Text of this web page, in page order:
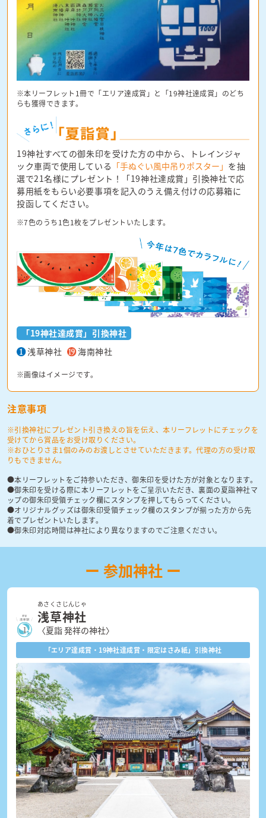
※本リーフレット1冊で「エリア達成賞」と「19神社達成賞」のどち
らも獲得できます。
19神社すべての御朱印を受けた方の中から、トレインジャ
ック車両で使用している 「手ぬぐい風中吊りポスター」 を抽
選で21名様にプレゼント！「19神社達成賞」引換神社で応
募用紙をもらい必要事項を記入のうえ備え付けの応募箱に
投函してください。
※7色のうち1色1枚をプレゼントいたします。
「19神社達成賞」引換神社
浅草神社
海南神社
※画像はイメージです。
注意事項
※引換神社にプレゼント引き換えの旨を伝え、本リーフレットにチェックを
受けてから賞品をお受け取りください。
※おひとりさま1個のみのお渡しとさせていただきます。代理の方の受け取
りもできません。
本リーフレットをご持参いただき、御朱印を受けた方が対象となります。
御朱印を受ける際に本リーフレットをご呈示いただき、裏面の夏詣神社マ
ップの御朱印受領チェック欄にスタンプを押してもらってください。
オリジナルグッズは御朱印受領チェック欄のスタンプが揃った方から先
着でプレゼントいたします。
御朱印対応時間は神社により異なりますのでご注意ください。
ー 参加神社 ー
浅草神社
あさくさじんじゃ
〈夏詣 発祥の神社〉
「エリア達成賞・19神社達成賞・ 限定はさみ紙」引換神社